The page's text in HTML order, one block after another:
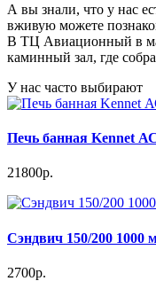
А вы знали, что у нас
вживую можете
В ТЦ Авиационный в
каминный зал, где
У нас часто выбирают
Печь банная Kennet
21800р.
Сэндвич 150/200
2700р.